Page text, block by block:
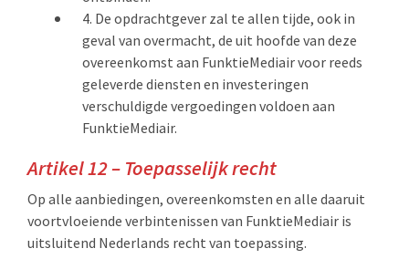
De opdrachtgever zal te allen tijde, ook in
geval van overmacht, de uit hoofde van deze
overeenkomst aan FunktieMediair voor reeds
geleverde diensten en investeringen
verschuldigde vergoedingen voldoen aan
FunktieMediair.
Artikel 12 – Toepasselijk recht
Op alle aanbiedingen, overeenkomsten en alle daaruit
voortvloeiende verbintenissen van FunktieMediair is
uitsluitend Nederlands recht van toepassing.